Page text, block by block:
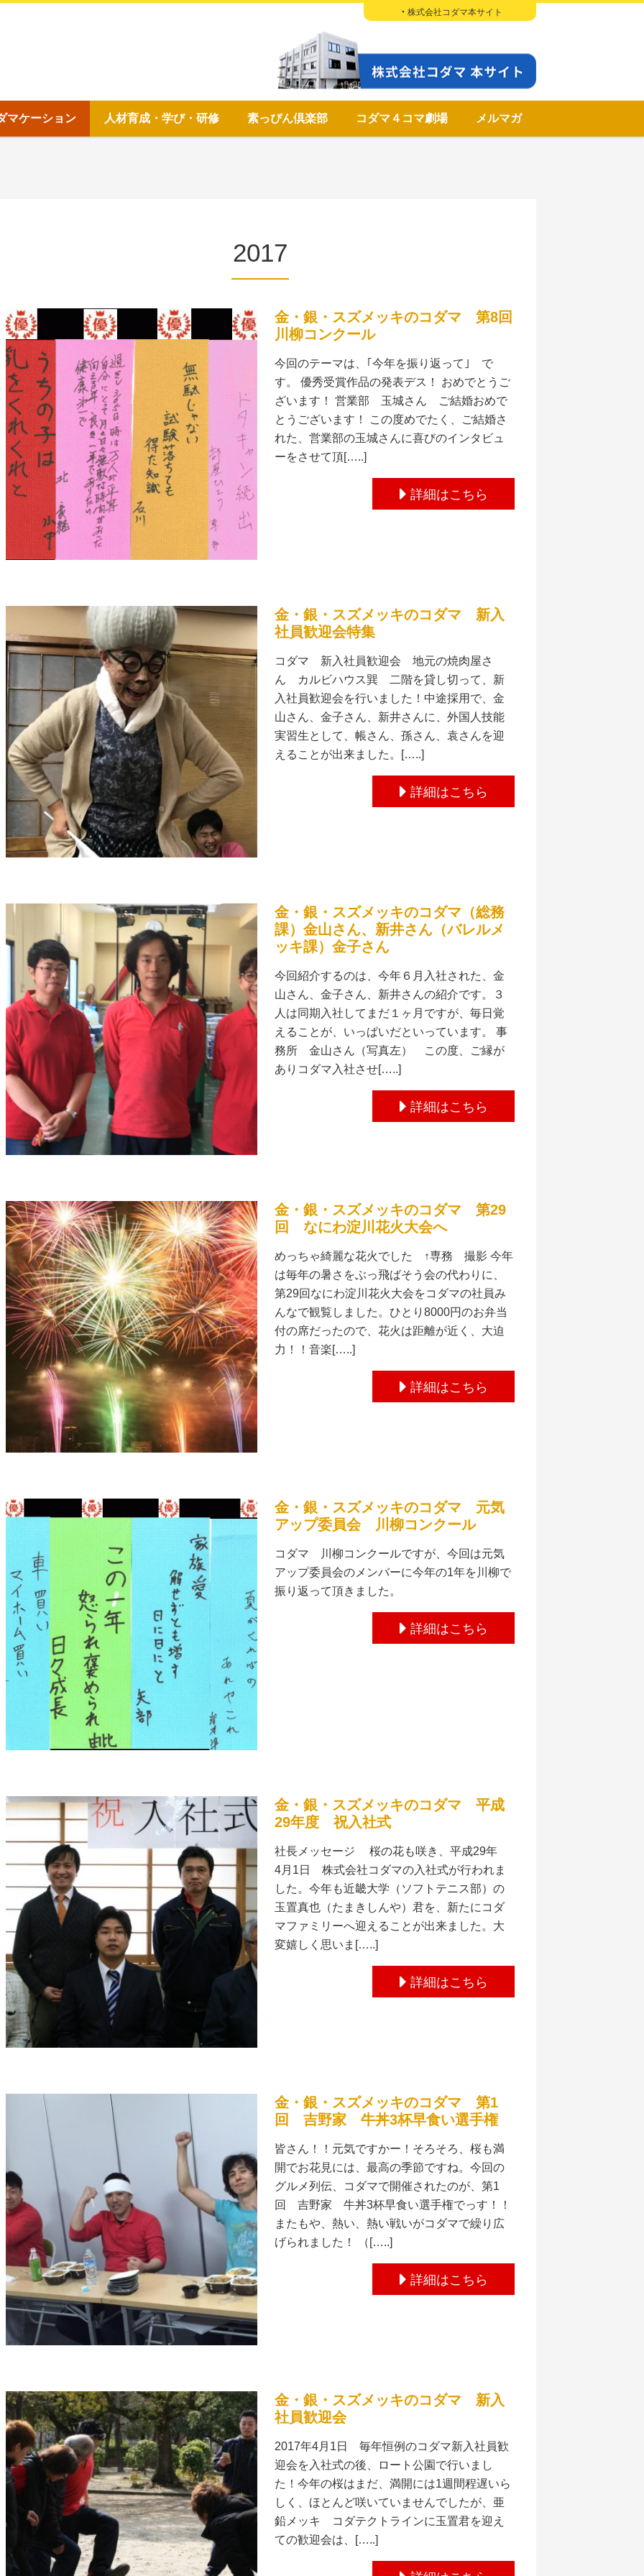
株式会社コダマ本サイト
マケーション 人材育成・学び・研修 素っぴん倶楽部 コダマ４コマ劇場 メルマガ
2017
金・銀・スズメッキのコダマ 第8回
川柳コンクール
今回のテーマは、｢今年を振り返って｣ で
す。 優秀受賞作品の発表デス！ おめでとうご
ざいます！ 営業部 玉城さん ご結婚おめで
とうございます！ この度めでたく、ご結婚さ
れた、営業部の玉城さんに喜びのインタビュ
ーをさせて頂[…..]
詳細はこちら
金・銀・スズメッキのコダマ 新入
社員歓迎会特集
コダマ 新入社員歓迎会 地元の焼肉屋さ
ん カルビハウス巽 二階を貸し切って、新
入社員歓迎会を行いました！中途採用で、金
山さん、金子さん、新井さんに、外国人技能
実習生として、帳さん、孫さん、袁さんを迎
えることが出来ました。[…..]
詳細はこちら
金・銀・スズメッキのコダマ（総務
課）金山さん、新井さん（バレルメ
ッキ課）金子さん
今回紹介するのは、今年６月入社された、金
山さん、金子さん、新井さんの紹介です。３
人は同期入社してまだ１ヶ月ですが、毎日覚
えることが、いっぱいだといっています。 事
務所 金山さん（写真左） この度、ご縁が
ありコダマ入社させ[…..]
詳細はこちら
金・銀・スズメッキのコダマ 第29
回 なにわ淀川花火大会へ
めっちゃ綺麗な花火でした ↑専務 撮影 今年
は毎年の暑さをぶっ飛ばそう会の代わりに、
第29回なにわ淀川花火大会をコダマの社員み
んなで観覧しました。ひとり8000円のお弁当
付の席だったので、花火は距離が近く、大迫
力！！音楽[…..]
詳細はこちら
金・銀・スズメッキのコダマ 元気
アップ委員会 川柳コンクール
コダマ 川柳コンクールですが、今回は元気
アップ委員会のメンバーに今年の1年を川柳で
振り返って頂きました。
詳細はこちら
金・銀・スズメッキのコダマ 平成
29年度 祝入社式
社長メッセージ 桜の花も咲き、平成29年
4月1日 株式会社コダマの入社式が行われま
した。今年も近畿大学（ソフトテニス部）の
玉置真也（たまきしんや）君を、新たにコダ
マファミリーへ迎えることが出来ました。大
変嬉しく思いま[…..]
詳細はこちら
金・銀・スズメッキのコダマ 第1
回 吉野家 牛丼3杯早食い選手権
皆さん！！元気ですかー！そろそろ、桜も満
開でお花見には、最高の季節ですね。今回の
グルメ列伝、コダマで開催されたのが、第1
回 吉野家 牛丼3杯早食い選手権でっす！！
またもや、熱い、熱い戦いがコダマで繰り広
げられました！ （[…..]
詳細はこちら
金・銀・スズメッキのコダマ 新入
社員歓迎会
2017年4月1日 毎年恒例のコダマ新入社員歓
迎会を入社式の後、ロート公園で行いまし
た！今年の桜はまだ、満開には1週間程遅いら
しく、ほとんど咲いていませんでしたが、亜
鉛メッキ コダテクトラインに玉置君を迎え
ての歓迎会は、[…..]